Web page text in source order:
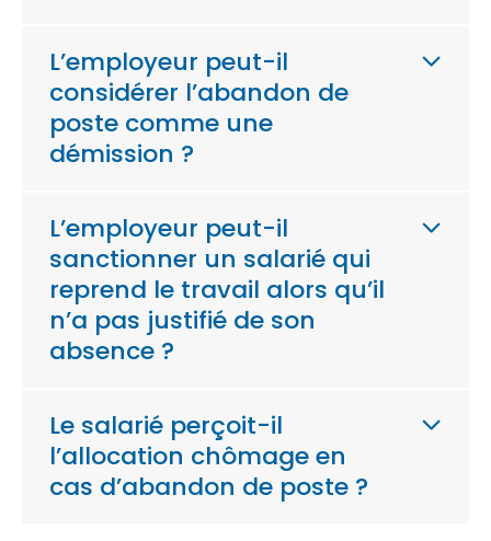
L’employeur peut-il
considérer l’abandon de
poste comme une
démission ?
L’employeur peut-il
sanctionner un salarié qui
reprend le travail alors qu’il
n’a pas justifié de son
absence ?
Le salarié perçoit-il
l’allocation chômage en
cas d’abandon de poste ?